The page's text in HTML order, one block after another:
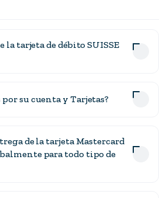
la tarjeta de débito SUISSE
por su cuenta y Tarjetas?
de la tarjeta Mastercard
para todo tipo de